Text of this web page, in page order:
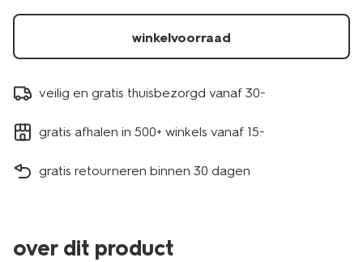
winkelvoorraad
veilig en gratis thuisbezorgd vanaf 30.-
gratis afhalen in 500+ winkels vanaf 15.-
gratis retourneren binnen 30 dagen
over dit product